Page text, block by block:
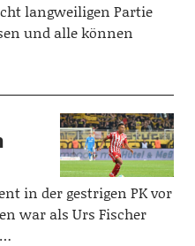
langweiligen Partie
und alle können
in der gestrigen PK vor
war als Urs Fischer